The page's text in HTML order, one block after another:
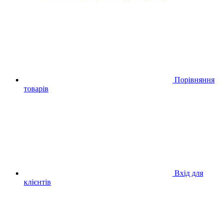
Порівняння
товарів
Вхід для
клієнтів